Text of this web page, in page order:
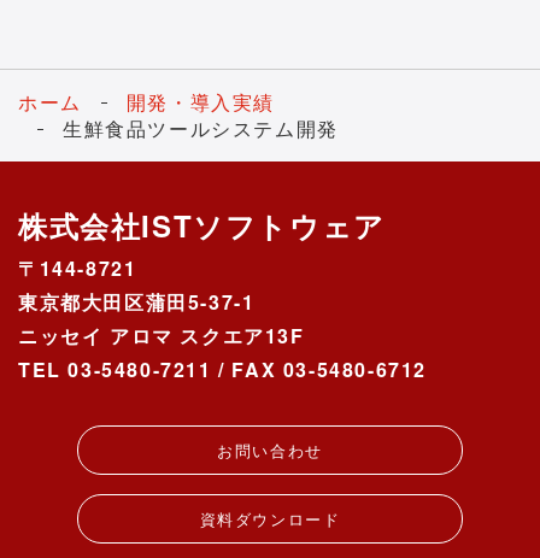
ホーム
開発・導入実績
生鮮食品ツールシステム開発
株式会社ISTソフトウェア
〒144-8721
東京都大田区蒲田5-37-1
ニッセイ アロマ スクエア13F
TEL 03-5480-7211 / FAX 03-5480-6712
お問い合わせ
資料ダウンロード